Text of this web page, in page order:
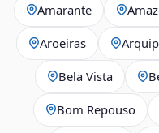
Amarante
Aroeiras
Bela Vista
Bom Repouso